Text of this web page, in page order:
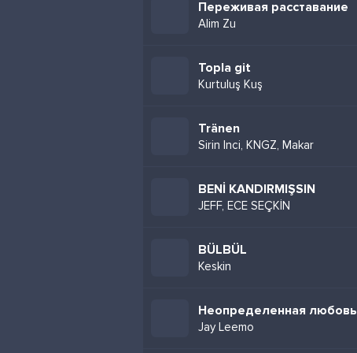
Переживая расставание
Alim Zu
Topla git
Kurtuluş Kuş
Tränen
Sirin Inci, KNGZ, Makar
BENİ KANDIRMIŞSIN
JEFF, ECE SEÇKİN
BÜLBÜL
Keskin
Неопределенная любовь
Jay Leemo